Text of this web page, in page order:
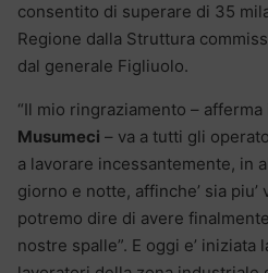
consentito di superare di 35
Regione dalla Struttura
dal generale Figliuolo.
“Il mio ringraziamento –
Musumeci – va a tutti gli
a lavorare incessantemente, in
giorno e notte, affinche’ sia
potremo dire di avere
nostre spalle”. E oggi e’ iniziata